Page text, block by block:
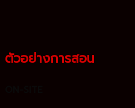
ตัวอย่างการสอน